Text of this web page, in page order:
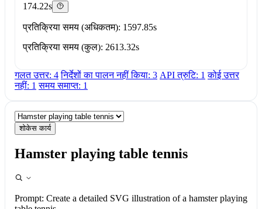
174.22s
प्रतिक्रिया समय (अधिकतम): 1597.85s
प्रतिक्रिया समय (कुल): 2613.32s
गलत उत्तर: 4 निर्देशों का पालन नहीं किया: 3 API त्रुटि: 1 कोई उत्तर
नहीं: 1 समय समाप्त: 1
शोकेस कार्य
Hamster playing table tennis
Prompt: Create a detailed SVG illustration of a hamster playing